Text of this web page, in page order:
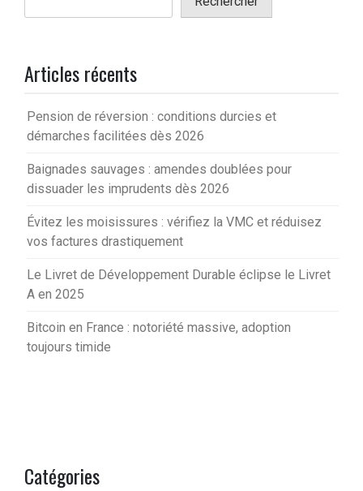
Articles récents
Pension de réversion : conditions durcies et
démarches facilitées dès 2026
Baignades sauvages : amendes doublées pour
dissuader les imprudents dès 2026
Évitez les moisissures : vérifiez la VMC et réduisez
vos factures drastiquement
Le Livret de Développement Durable éclipse le Livret
A en 2025
Bitcoin en France : notoriété massive, adoption
toujours timide
Catégories